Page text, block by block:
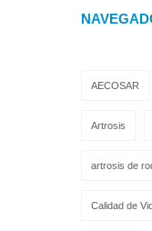
AECOSAR
Artrosis
artrosis de
Calidad de